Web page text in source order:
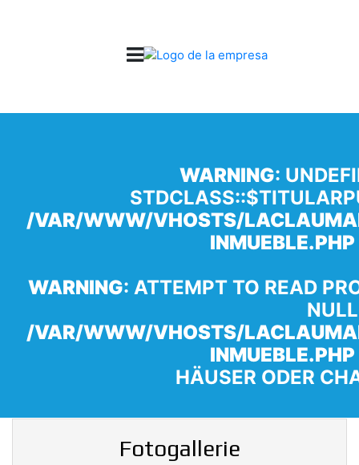
WARNING:
/VAR/WWW/VHOSTS/
INMUEBLE.PHP
WARNING: ATTEMPT TO READ
/VAR/WWW/VHOSTS/
INMUEBLE.PHP
HÄUSER ODER
Fotogallerie